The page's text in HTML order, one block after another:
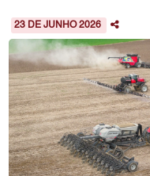
23 DE JUNHO 2026